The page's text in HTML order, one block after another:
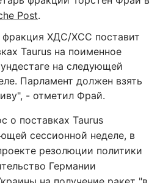
Post.
фракция ХДС/ХСС поставит
Taurus на поименное
на следующей
Парламент должен взять
- отметил Фрай.
о поставках Taurus
сессионной неделе, в
резолюции политики
Германии